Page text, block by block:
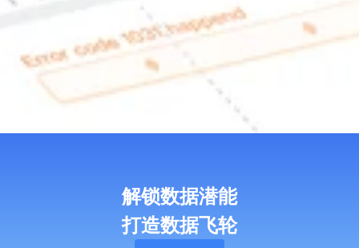
解锁数据潜能
打造数据飞轮